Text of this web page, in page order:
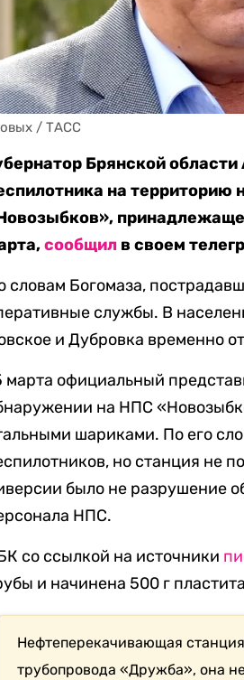
/ ТАСС
Брянской
на
сообщил в своем
словам Богомаза,
службы. В
и Дубровка временно
марта официальный
на НПС
шариками. По его
но станция не
было не разрушение
НПС.
со ссылкой на источники
и начинена 500 г
Нефтеперекачивающая
трубопровода «Дружба», она